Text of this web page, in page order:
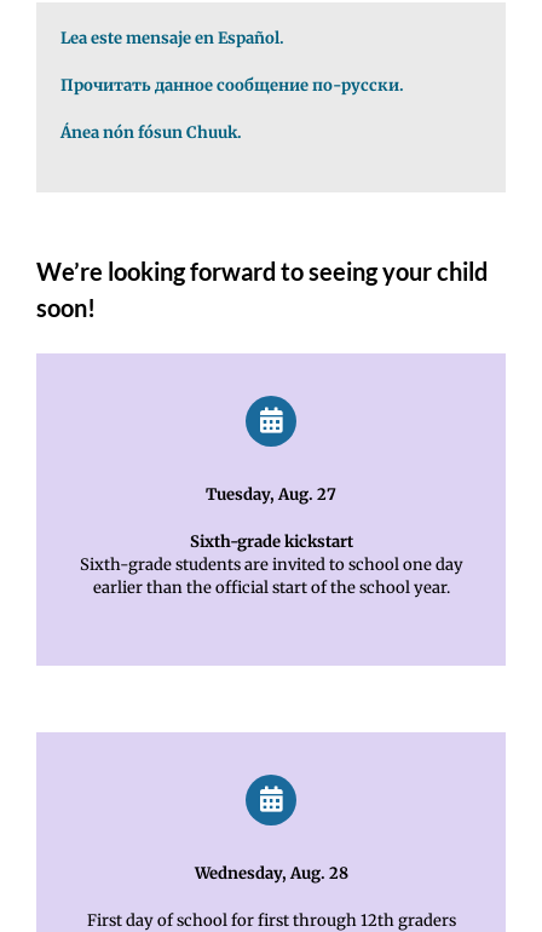
Lea este mensaje en Español.
Прочитать данное сообщение по-русски.
Ánea nón fósun Chuuk.
We’re looking forward to seeing your child
soon!
Tuesday, Aug. 27
Sixth-grade kickstart
Sixth-grade students are invited to school one day
earlier than the official start of the school year.
Wednesday, Aug. 28
First day of school for first through 12th graders